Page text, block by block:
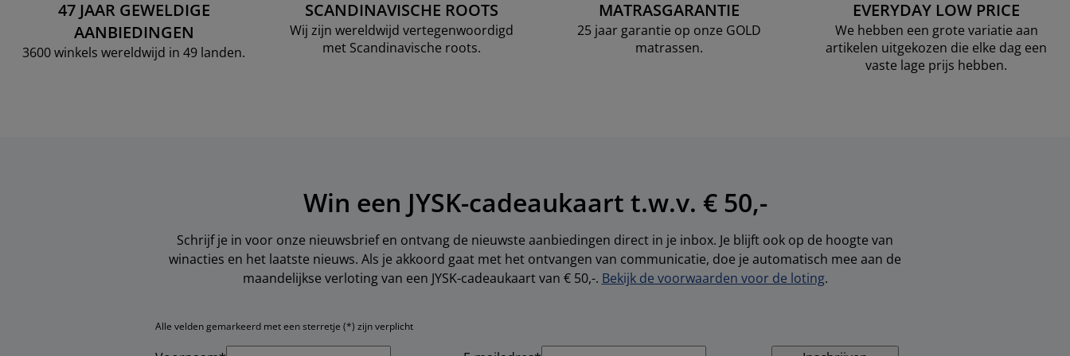
47 JAAR GEWELDIGE
AANBIEDINGEN
3600 winkels wereldwijd in 49 landen.
SCANDINAVISCHE ROOTS
Wij zijn wereldwijd vertegenwoordigd
met Scandinavische roots.
MATRASGARANTIE
25 jaar garantie op onze GOLD
matrassen.
EVERYDAY LOW PRICE
We hebben een grote variatie aan
artikelen uitgekozen die elke dag een
vaste lage prijs hebben.
Win een JYSK-cadeaukaart t.w.v. € 50,-
Schrijf je in voor onze nieuwsbrief en ontvang de nieuwste aanbiedingen direct in je inbox. Je blijft ook op de hoogte van
winacties en het laatste nieuws. Als je akkoord gaat met het ontvangen van communicatie, doe je automatisch mee aan de
maandelijkse verloting van een JYSK-cadeaukaart van € 50,-. Bekijk de voorwaarden voor de loting.
Alle velden gemarkeerd met een sterretje (*) zijn verplicht